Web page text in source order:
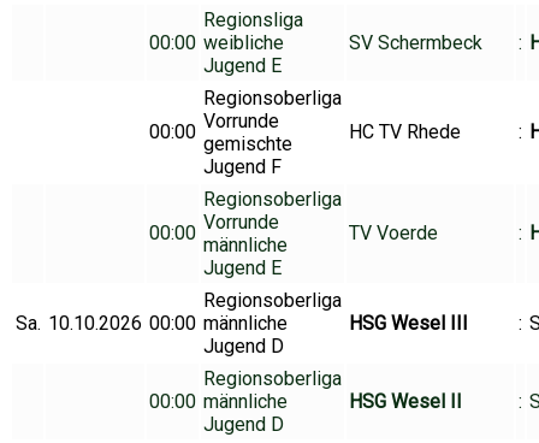
00:00
Regionsliga
weibliche
Jugend E
SV Schermbeck :
00:00
Regionsoberliga
Vorrunde
gemischte
Jugend F
HC TV Rhede :
00:00
Regionsoberliga
Vorrunde
männliche
Jugend E
TV Voerde :
Sa. 10.10.2026 00:00
Regionsoberliga
männliche
Jugend D
HSG Wesel III :
00:00
Regionsoberliga
männliche
Jugend D
HSG Wesel II :